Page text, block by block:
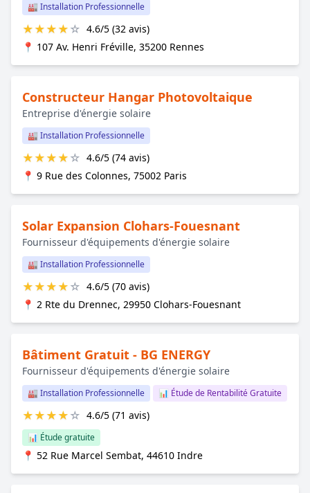
🏭 Installation Professionnelle
★★★★☆ 4.6/5 (32 avis)
📍 107 Av. Henri Fréville, 35200 Rennes
Constructeur Hangar Photovoltaique
Entreprise d'énergie solaire
🏭 Installation Professionnelle
★★★★☆ 4.6/5 (74 avis)
📍 9 Rue des Colonnes, 75002 Paris
Solar Expansion Clohars-Fouesnant
Fournisseur d'équipements d'énergie solaire
🏭 Installation Professionnelle
★★★★☆ 4.6/5 (70 avis)
📍 2 Rte du Drennec, 29950 Clohars-Fouesnant
Bâtiment Gratuit - BG ENERGY
Fournisseur d'équipements d'énergie solaire
🏭 Installation Professionnelle 📊 Étude de Rentabilité Gratuite
★★★★☆ 4.6/5 (71 avis)
📊 Étude gratuite
📍 52 Rue Marcel Sembat, 44610 Indre